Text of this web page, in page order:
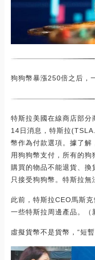
狗狗幣暴漲250倍之后，
特斯拉美國在線商店部分
14日消息，特斯拉
幣作為付款選項。據了解
用狗狗幣支付，所有的
購買的物品不能退貨、
只接受狗狗幣。特斯拉無
此前，特斯拉CEO馬斯
一些特斯拉周邊產品。
虛擬貨幣不是貨幣，“短